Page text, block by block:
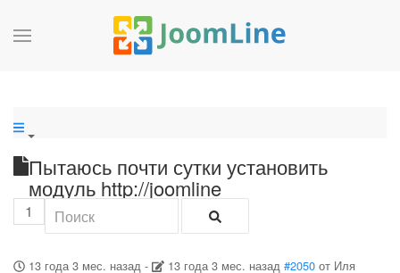
Пытаюсь почти сутки установить
модуль http://joomline
1
13 года 3 мес. назад- 13 года 3 мес. назад #2050 от Иля